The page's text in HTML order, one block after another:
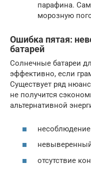
парафина.
морозную
Ошибка пятая:
батарей
Солнечные батареи
эффективно, если
Существует ряд
не получится
альтернативной
отсутствие